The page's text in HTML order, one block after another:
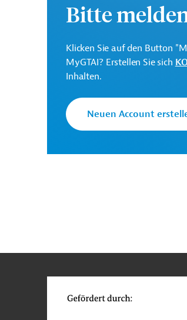
Tiefbau, Infrastrukturbau
Bitte
Klicken Sie auf den Button
MyGTAI? Erstellen Sie sich
Inhalten.
Neuen Account